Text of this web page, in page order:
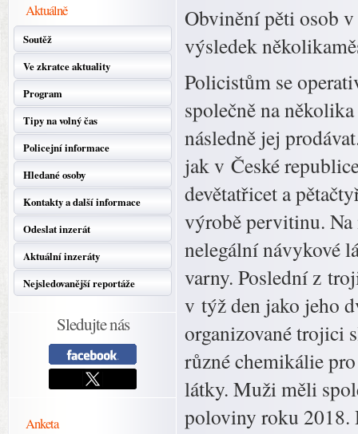
Aktuálně
Soutěž
Ve zkratce aktuality
Program
Tipy na volný čas
Policejní informace
Hledané osoby
Kontakty a další informace
Odeslat inzerát
Aktuální inzeráty
Nejsledovanější reportáže
Sledujte nás
Anketa
Obvinění pěti osob
výsledek
Policistům se
společně na
následně jej
jak v České
devětatřicet a
výrobě pervitinu.
nelegální návykové
varny. Poslední z
v týž den jako jeho
organizované trojici
různé chemikálie
látky. Muži měli
poloviny roku 2018.